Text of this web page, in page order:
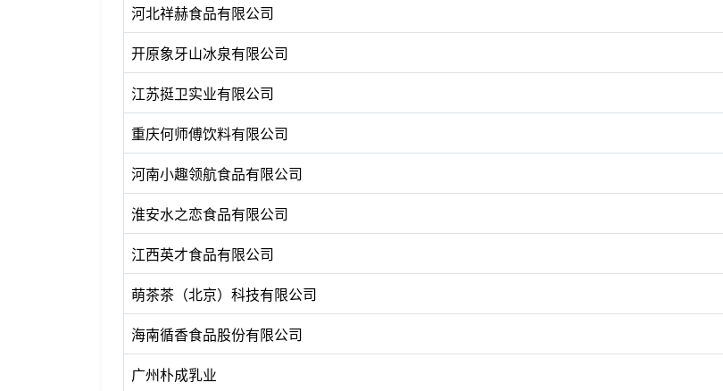
河北祥赫食品有限公司
开原象牙山冰泉有限公司
江苏挺卫实业有限公司
重庆何师傅饮料有限公司
河南小趣领航食品有限公司
淮安水之恋食品有限公司
江西英才食品有限公司
萌茶茶（北京）科技有限公司
海南循香食品股份有限公司
广州朴成乳业